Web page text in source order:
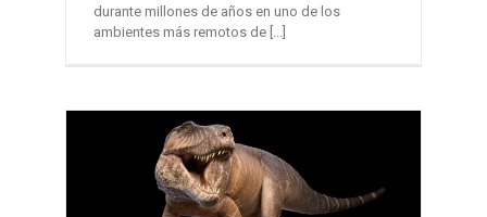
durante millones de años en uno de los
ambientes más remotos de [...]